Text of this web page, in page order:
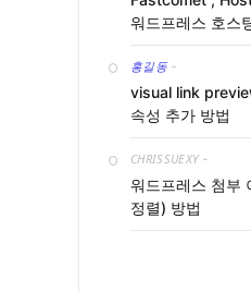
워드프레스 호스
홍길동 -
visual link
속성 추가 방법
CHRISSUEXY -
워드프레스 첨부
정렬) 방법